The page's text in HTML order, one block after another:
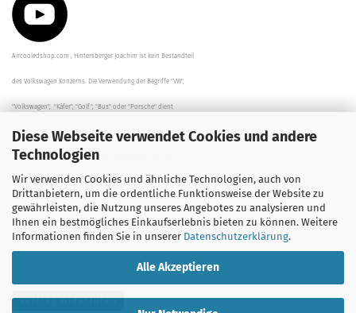
Diese Webseite verwendet Cookies und andere
Technologien
Wir verwenden Cookies und ähnliche Technologien, auch von
Drittanbietern, um die ordentliche Funktionsweise der Website zu
gewährleisten, die Nutzung unseres Angebotes zu analysieren und
Ihnen ein bestmögliches Einkaufserlebnis bieten zu können. Weitere
Informationen finden Sie in unserer Datenschutzerklärung.
Alle Akzeptieren
Aircooledshop.com , Hintersberger Joachim ist kein Bestandteil
des Volkswagen Konzerns. Die Verwendung der Begriffe "VW",
"Volkswagen", "Käfer", "Golf", "Bus" oder "Porsche" dient
der Beschreibung der Teile und stellt in keinem Fall eine direkte
Verbindung zu dem Unternehmen "Volkswagen" her/da.
Die Beschreibungen, Zeichnungen und Angaben zur
Verwendung sind sorgfältig überprüft worden.
Vertrag widerrufen